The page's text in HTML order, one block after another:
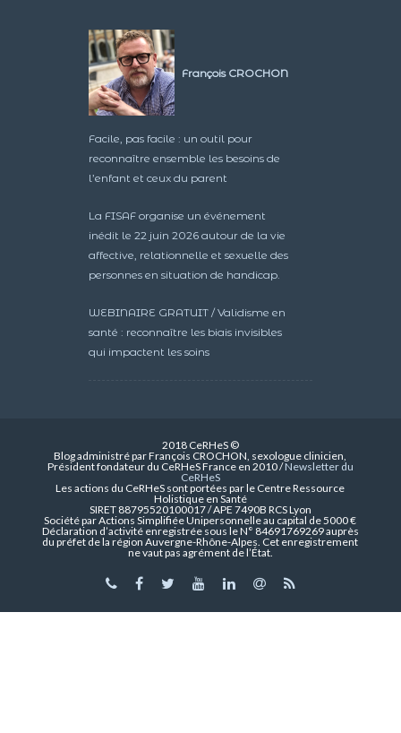
François CROCHON
Facile, pas facile : un outil pour
reconnaître ensemble les besoins de
l’enfant et ceux du parent
La FISAF organise un événement
inédit le 22 juin 2026 autour de la vie
affective, relationnelle et sexuelle des
personnes en situation de handicap.
WEBINAIRE GRATUIT / Validisme en
santé : reconnaître les biais invisibles
qui impactent les soins
2018 CeRHeS ©
Blog administré par François CROCHON, sexologue clinicien,
Président fondateur du CeRHeS France en 2010 /Newsletter du
CeRHeS
Les actions du CeRHeS sont portées par le Centre Ressource
Holistique en Santé
SIRET 88795520100017 / APE 7490B RCS Lyon
Société par Actions Simplifiée Unipersonnelle au capital de 5000 €
Déclaration d’activité enregistrée sous le N° 84691769269 auprès
du préfet de la région Auvergne-Rhône-Alpes. Cet enregistrement
ne vaut pas agrément de l’État.